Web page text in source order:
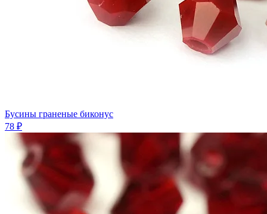
Бусины граненые биконус
78 ₽